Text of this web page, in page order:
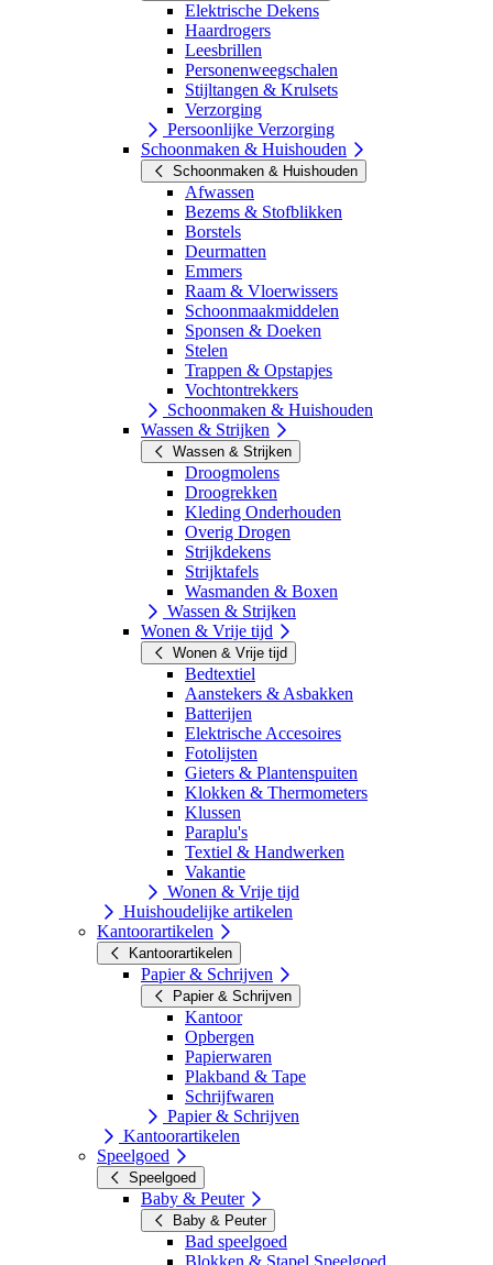
Elektrische Dekens
Haardrogers
Leesbrillen
Personenweegschalen
Stijltangen & Krulsets
Verzorging
Persoonlijke Verzorging
Schoonmaken & Huishouden
Schoonmaken & Huishouden
Afwassen
Bezems & Stofblikken
Borstels
Deurmatten
Emmers
Raam & Vloerwissers
Schoonmaakmiddelen
Sponsen & Doeken
Stelen
Trappen & Opstapjes
Vochtontrekkers
Schoonmaken & Huishouden
Wassen & Strijken
Wassen & Strijken
Droogmolens
Droogrekken
Kleding Onderhouden
Overig Drogen
Strijkdekens
Strijktafels
Wasmanden & Boxen
Wassen & Strijken
Wonen & Vrije tijd
Wonen & Vrije tijd
Bedtextiel
Aanstekers & Asbakken
Batterijen
Elektrische Accesoires
Fotolijsten
Gieters & Plantenspuiten
Klokken & Thermometers
Klussen
Paraplu's
Textiel & Handwerken
Vakantie
Wonen & Vrije tijd
Huishoudelijke artikelen
Kantoorartikelen
Kantoorartikelen
Papier & Schrijven
Papier & Schrijven
Kantoor
Opbergen
Papierwaren
Plakband & Tape
Schrijfwaren
Papier & Schrijven
Kantoorartikelen
Speelgoed
Speelgoed
Baby & Peuter
Baby & Peuter
Bad speelgoed
Blokken & Stapel Speelgoed